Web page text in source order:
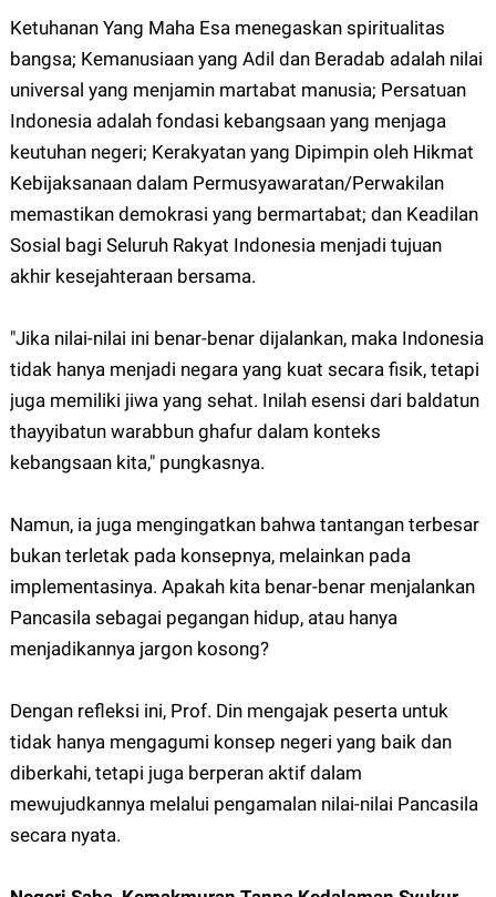
Ketuhanan Yang Maha Esa menegaskan spiritualitas
bangsa; Kemanusiaan yang Adil dan Beradab adalah nilai
universal yang menjamin martabat manusia; Persatuan
Indonesia adalah fondasi kebangsaan yang menjaga
keutuhan negeri; Kerakyatan yang Dipimpin oleh Hikmat
Kebijaksanaan dalam Permusyawaratan/Perwakilan
memastikan demokrasi yang bermartabat; dan Keadilan
Sosial bagi Seluruh Rakyat Indonesia menjadi tujuan
akhir kesejahteraan bersama.
"Jika nilai-nilai ini benar-benar dijalankan, maka Indonesia
tidak hanya menjadi negara yang kuat secara fisik, tetapi
juga memiliki jiwa yang sehat. Inilah esensi dari baldatun
thayyibatun warabbun ghafur dalam konteks
kebangsaan kita," pungkasnya.
Namun, ia juga mengingatkan bahwa tantangan terbesar
bukan terletak pada konsepnya, melainkan pada
implementasinya. Apakah kita benar-benar menjalankan
Pancasila sebagai pegangan hidup, atau hanya
menjadikannya jargon kosong?
Dengan refleksi ini, Prof. Din mengajak peserta untuk
tidak hanya mengagumi konsep negeri yang baik dan
diberkahi, tetapi juga berperan aktif dalam
mewujudkannya melalui pengamalan nilai-nilai Pancasila
secara nyata.